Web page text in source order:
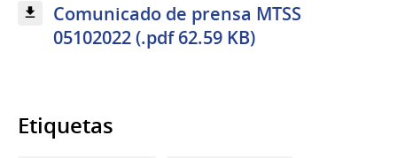
Comunicado de prensa MTSS
05102022 (.pdf 62.59 KB)
Etiquetas